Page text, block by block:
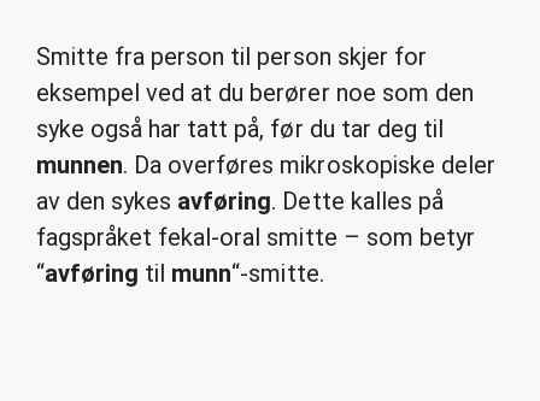
Smitte fra person til person skjer for
eksempel ved at du berører noe som den
syke også har tatt på, før du tar deg til
munnen. Da overføres mikroskopiske deler
av den sykes avføring. Dette kalles på
fagspråket fekal-oral smitte – som betyr
“avføring til munn“-smitte.